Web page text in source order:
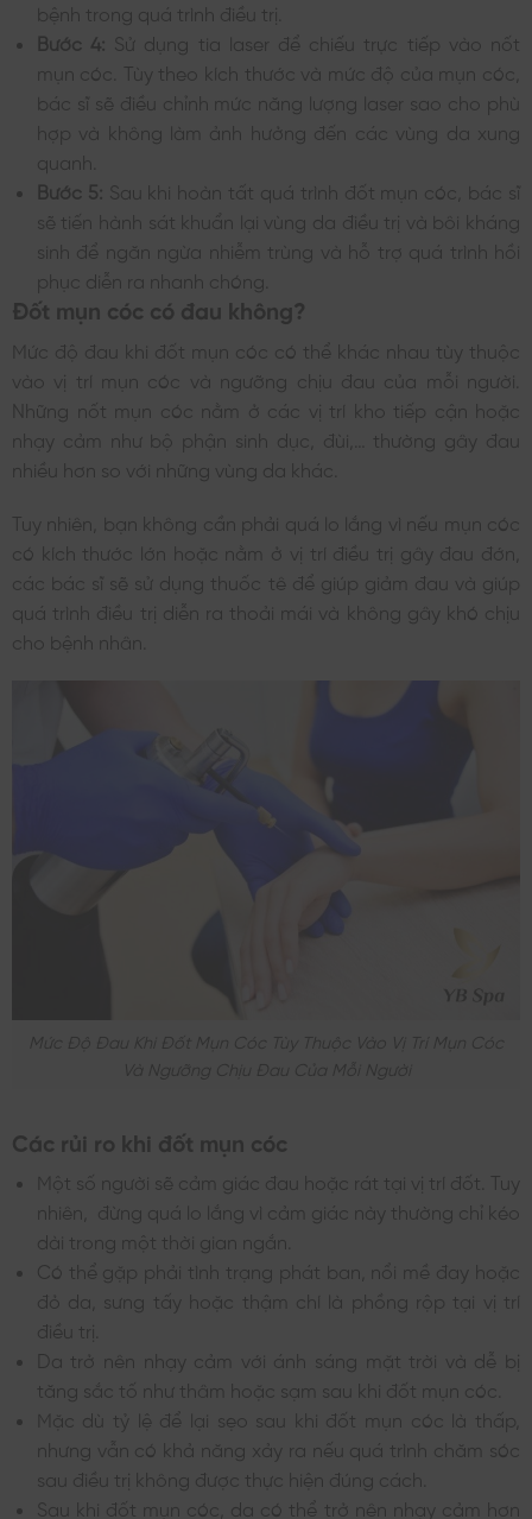
bệnh trong quá trình điều trị.
Bước 4: Sử dụng tia laser để chiếu trực tiếp vào nốt
mụn cóc. Tùy theo kích thước và mức độ của mụn cóc,
bác sĩ sẽ điều chỉnh mức năng lượng laser sao cho phù
hợp và không làm ảnh hưởng đến các vùng da xung
quanh.
Bước 5: Sau khi hoàn tất quá trình đốt mụn cóc, bác sĩ
sẽ tiến hành sát khuẩn lại vùng da điều trị và bôi kháng
sinh để ngăn ngừa nhiễm trùng và hỗ trợ quá trình hồi
phục diễn ra nhanh chóng.
Đốt mụn cóc có đau không?
Mức độ đau khi đốt mụn cóc có thể khác nhau tùy thuộc
vào vị trí mụn cóc và ngưỡng chịu đau của mỗi người.
Những nốt mụn cóc nằm ở các vị trí kho tiếp cận hoặc
nhạy cảm như bộ phận sinh dục, đùi,… thường gây đau
nhiều hơn so với những vùng da khác.
Tuy nhiên, bạn không cần phải quá lo lắng vì nếu mụn cóc
có kích thước lớn hoặc nằm ở vị trí điều trị gây đau đớn,
các bác sĩ sẽ sử dụng thuốc tê để giúp giảm đau và giúp
quá trình điều trị diễn ra thoải mái và không gây khó chịu
cho bệnh nhân.
Mức Độ Đau Khi Đốt Mụn Cóc Tùy Thuộc Vào Vị Trí Mụn Cóc
Và Ngưỡng Chịu Đau Của Mỗi Người
Các rủi ro khi đốt mụn cóc
Một số người sẽ cảm giác đau hoặc rát tại vị trí đốt. Tuy
nhiên, đừng quá lo lắng vì cảm giác này thường chỉ kéo
dài trong một thời gian ngắn.
Có thể gặp phải tình trạng phát ban, nổi mề đay hoặc
đỏ da, sưng tấy hoặc thậm chí là phồng rộp tại vị trí
điều trị.
Da trở nên nhạy cảm với ánh sáng mặt trời và dễ bị
tăng sắc tố như thâm hoặc sạm sau khi đốt mụn cóc.
Mặc dù tỷ lệ để lại sẹo sau khi đốt mụn cóc là thấp,
nhưng vẫn có khả năng xảy ra nếu quá trình chăm sóc
sau điều trị không được thực hiện đúng cách.
Sau khi đốt mụn cóc, da có thể trở nên nhạy cảm hơn